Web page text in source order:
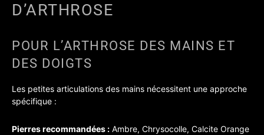
D’ARTHROSE
POUR L’ARTHROSE DES MAINS ET
DES DOIGTS
Les petites articulations des mains nécessitent une approche
spécifique :
Pierres recommandées : Ambre, Chrysocolle, Calcite Orange